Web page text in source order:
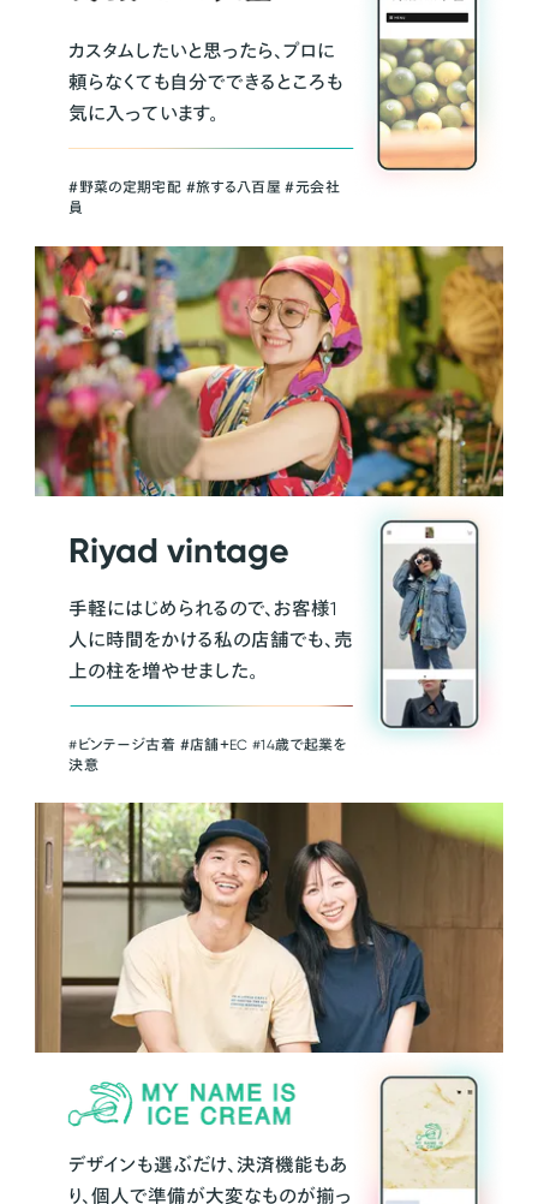
カスタムしたいと思ったら、プロに
頼らなくても自分でできるところも
気に入っています。
＃野菜の定期宅配 ＃旅する八百屋 ＃元会社
員
Riyad vintage
手軽にはじめられるので、お客様1
人に時間をかける私の店舗でも、売
上の柱を増やせました。
#ビンテージ古着 ＃店舗＋EC #14歳で起業を
決意
デザインも選ぶだけ、決済機能もあ
り、個人で準備が大変なものが揃っ